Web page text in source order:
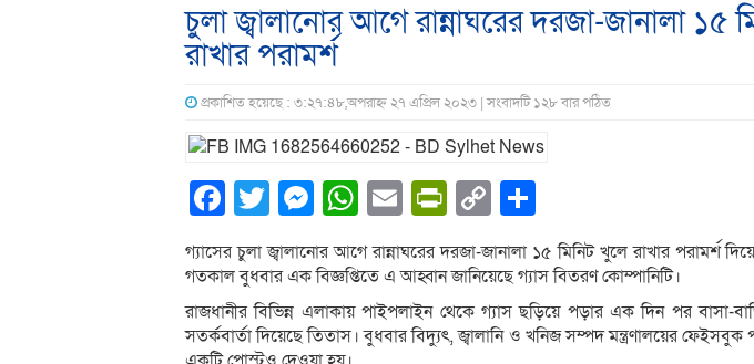
চুলা জ্বালানোর আগে রান্নাঘরের দরজা-জানালা ১৫
রাখার পরামর্শ
প্রকাশিত হয়েছে : ৩:২৭:৪৮,অপরাহ্ন ২৭ এপ্রিল ২০২৩ | সংবাদটি ১২৮ বার পঠিত
Facebook
Twitter
Messenger
WhatsApp
EmailPrintFriendly
Copy
Link
গ্যাসের চুলা জ্বালানোর আগে রান্নাঘরের দরজা-জানালা ১৫ মিনিট খুলে রাখার পরামর্শ
গতকাল বুধবার এক বিজ্ঞপ্তিতে এ আহ্বান জানিয়েছে গ্যাস বিতরণ কোম্পানিটি।
রাজধানীর বিভিন্ন এলাকায় পাইপলাইন থেকে গ্যাস ছড়িয়ে পড়ার এক দিন পর বাসা-
সতর্কবার্তা দিয়েছে তিতাস। বুধবার বিদ্যুৎ, জ্বালানি ও খনিজ সম্পদ মন্ত্রণালয়ের ফেইসবুক